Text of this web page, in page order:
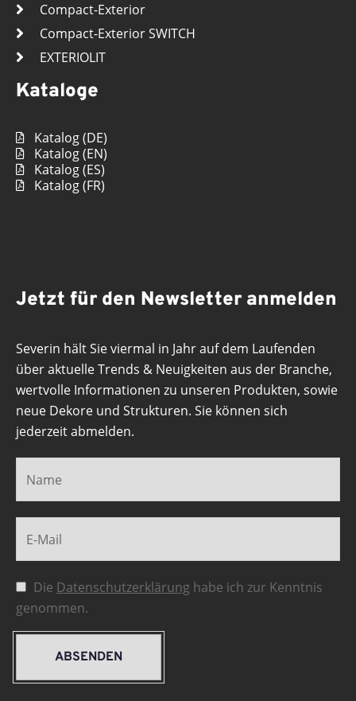
Compact-Exterior
Compact-Exterior SWITCH
EXTERIOLIT
Kataloge
Katalog (DE)
Katalog (EN)
Katalog (ES)
Katalog (FR)
Jetzt für den Newsletter anmelden
Severin hält Sie viermal in Jahr auf dem Laufenden
über aktuelle Trends & Neuigkeiten aus der Branche,
wertvolle Informationen zu unseren Produkten, sowie
neue Dekore und Strukturen. Sie können sich
jederzeit abmelden.
Die Datenschutzerklärung habe ich zur Kenntnis
genommen.
ABSENDEN